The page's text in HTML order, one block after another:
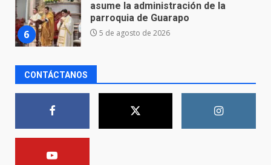
7
FORTALECE LA SEGURIDAD Y LA
LEGALIDAD CON LA
TRANSFERENCIA DE ARMAS DE
FUEGO A LA SECRETARÍA DE LA
Aprender jugando también salva
vidas.
8 de agosto de 2026
CONTÁCTANOS